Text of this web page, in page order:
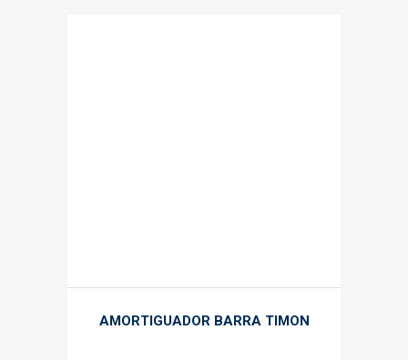
AMORTIGUADOR BARRA TIMON